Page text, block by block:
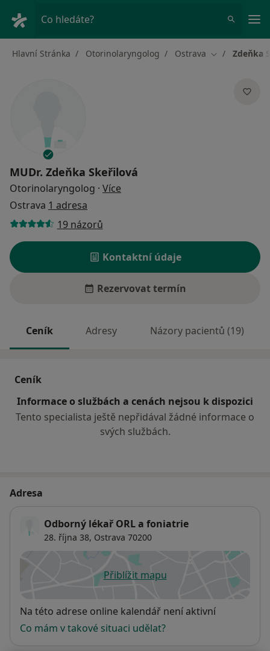
Co hledáte?
Hlavní Stránka Otorinolaryngolog Ostrava Změna města
Zdeňka
MUDr. Zdeňka Skeřilová
Otorinolaryngolog · Více
Ostrava 1 adresa
19 názorů
Kontaktní údaje
Rezervovat termín
Ceník Adresy Názory pacientů (19)
Ceník
Informace o službách a cenách nejsou k dispozici
Tento specialista ještě nepřidával žádné informace o
svých službách.
Adresa
Odborný lékař ORL a foniatrie
28. října 38, Ostrava 70200
Přiblížit mapuse otevře v nové záložce
Dostupnost
Na této adrese online kalendář není aktivní
Co mám v takové situaci udělat?